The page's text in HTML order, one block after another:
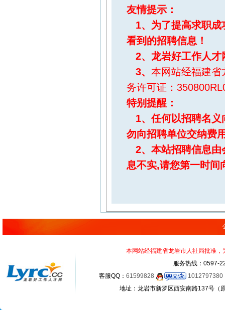
友情提示：
1、为了提高求职成
看到的招聘信息！
2、 龙岩好工作人
3、 本网站经福建省
务许可证：
特别提醒 ：
1、任何以招聘名义
勿向招聘单位交纳费
2、本站招聘信息由
息不实,请您第一时间
本网站经福建省龙岩市人社局批准
服务热线：0597-
客服QQ： 61599828
1012797380
地址：龙岩市新罗区西安南路137号（